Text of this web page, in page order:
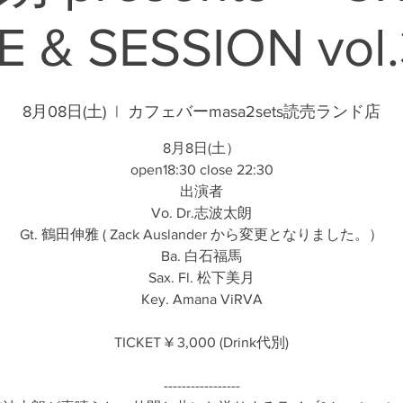
& SESSION
8月08日(土)
  |
カフェバーmasa2sets読売ランド店
8月8日(土）
open18:30 close 22:30
出演者
Vo. Dr.志波太朗
Gt. 鶴田伸雅 ( Zack Auslander から変更となりました。）
Ba. 白石福馬
Sax. Fl. 松下美月
Key. Amana ViRVA
TICKET ¥ 3,000 (Drink代別)
-----------------